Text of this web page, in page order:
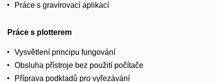
Práce s gravírovací aplikací
Práce s plotterem
Vysvětlení principu fungování
Obsluha přístroje bez použití počítače
Příprava podkladů pro vyřezávání